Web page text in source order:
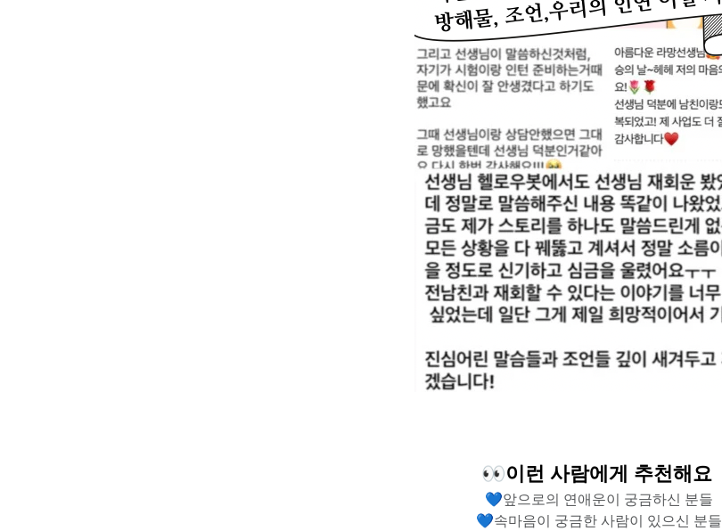
👀이런 사람에게 추천해요
💙앞으로의 연애운이 궁금하신 분들
💙속마음이 궁금한 사람이 있으신 분들